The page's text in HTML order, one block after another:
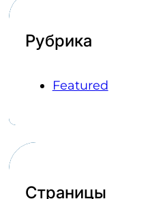
Рубрика
Featured
Страницы